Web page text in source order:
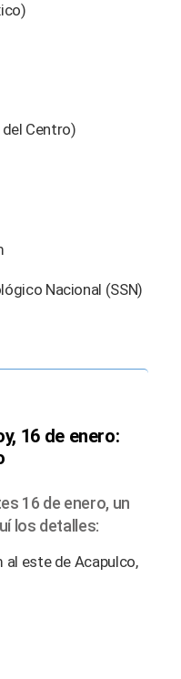
Centro)
Nacional (SSN)
16 de enero:
16 de enero, un
los detalles:
al este de Acapulco,